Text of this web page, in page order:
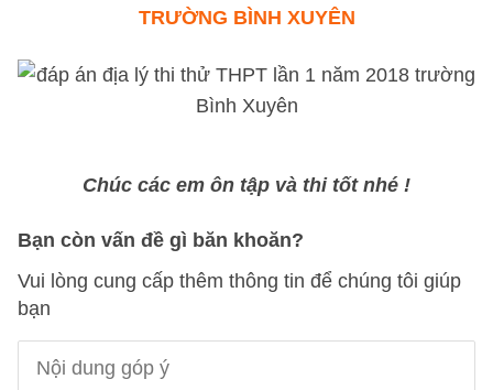
TRƯỜNG BÌNH XUYÊN
Chúc các em ôn tập và thi tốt nhé !
Bạn còn vấn đề gì băn khoăn?
Vui lòng cung cấp thêm thông tin để chúng tôi giúp
bạn